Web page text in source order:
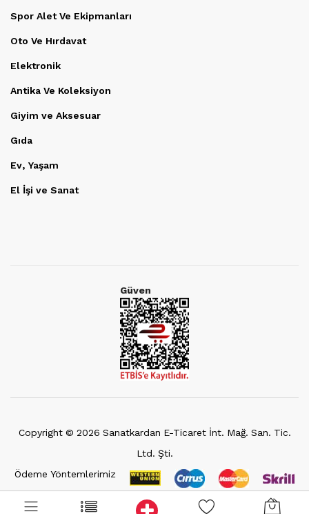
Spor Alet Ve Ekipmanları
Oto Ve Hırdavat
Elektronik
Antika Ve Koleksiyon
Giyim ve Aksesuar
Gıda
Ev, Yaşam
El İşi ve Sanat
Güven
Copyright © 2026 Sanatkardan E-Ticaret İnt. Mağ. San. Tic.
Ltd. Şti.
Ödeme Yöntemlerimiz